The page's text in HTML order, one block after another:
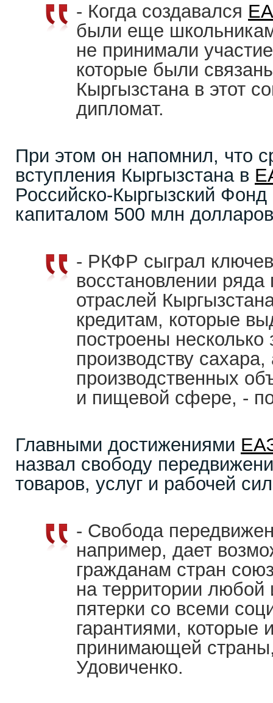
- Когда создавался
были еще
не принимали
которые были
Кыргызстана в этот
дипломат.
При этом он напомнил, что
вступления Кыргызстана в
Российско-Кыргызский
капиталом 500 млн
- РКФР сыграл
восстановлении
отраслей
кредитам, которые
построены несколько
производству
производственных
и пищевой сфере, -
Главными достижениями
назвал свободу
товаров, услуг и рабочей
- Свобода
например, дает
гражданам стран
на территории любой
пятерки со всеми
гарантиями, которые
принимающей
Удовиченко.